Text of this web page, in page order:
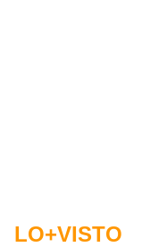
LO+VISTO